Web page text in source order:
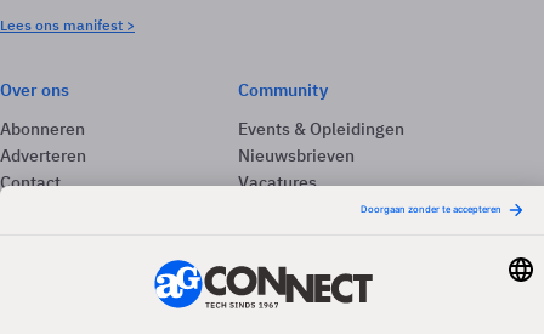
Lees ons manifest >
Over ons
Abonneren
Adverteren
Contact
Community
Events & Opleidingen
Nieuwsbrieven
Vacatures